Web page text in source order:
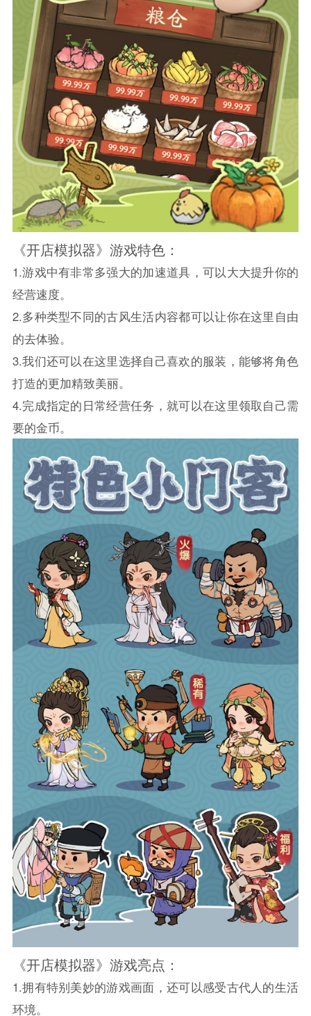
《开店模拟器》游戏特色：
1.游戏中有非常多强大的加速道具，可以大大提升你的
经营速度。
2.多种类型不同的古风生活内容都可以让你在这里自由
的去体验。
3.我们还可以在这里选择自己喜欢的服装，能够将角色
打造的更加精致美丽。
4.完成指定的日常经营任务，就可以在这里领取自己需
要的金币。
《开店模拟器》游戏亮点：
1.拥有特别美妙的游戏画面，还可以感受古代人的生活
环境。